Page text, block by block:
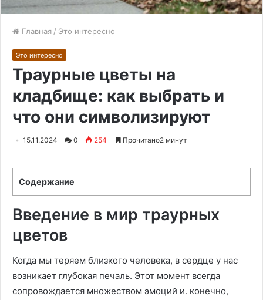
Главная / Это интересно
Это интересно
Траурные цветы на
кладбище: как выбрать и
что они символизируют
15.11.2024 0 254 Прочитано2 минут
Содержание
Введение в мир траурных
цветов
Когда мы теряем близкого человека, в сердце у нас
возникает глубокая печаль. Этот момент всегда
сопровождается множеством эмоций и. конечно,